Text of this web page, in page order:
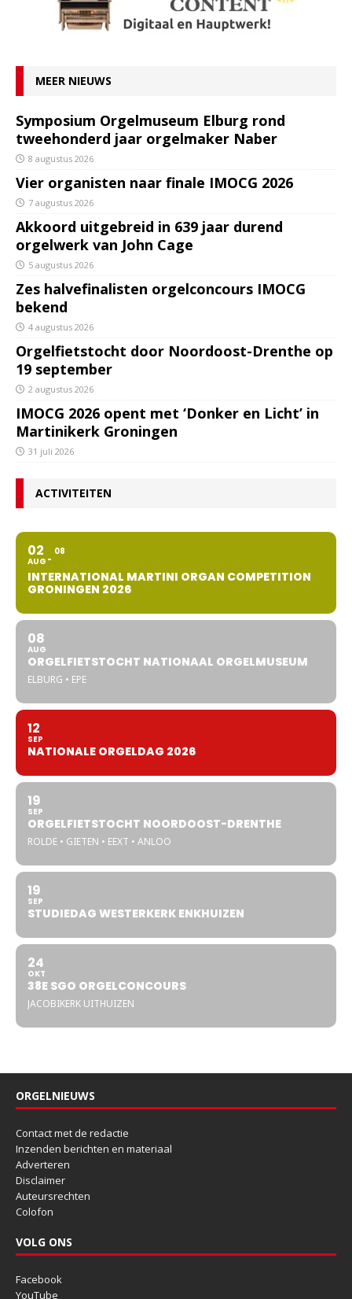
MEER NIEUWS
Symposium Orgelmuseum Elburg rond
tweehonderd jaar orgelmaker Naber
8 augustus 2026
Vier organisten naar finale IMOCG 2026
7 augustus 2026
Akkoord uitgebreid in 639 jaar durend
orgelwerk van John Cage
5 augustus 2026
Zes halvefinalisten orgelconcours IMOCG
bekend
4 augustus 2026
Orgelfietstocht door Noordoost-Drenthe op
19 september
2 augustus 2026
IMOCG 2026 opent met ‘Donker en Licht’ in
Martinikerk Groningen
31 juli 2026
ACTIVITEITEN
02
AUG
08
INTERNATIONAL MARTINI ORGAN COMPETITION
GRONINGEN 2026
08
AUG
ORGELFIETSTOCHT NATIONAAL ORGELMUSEUM
ELBURG • EPE
12
SEP
NATIONALE ORGELDAG 2026
19
SEP
ORGELFIETSTOCHT NOORDOOST-DRENTHE
ROLDE • GIETEN • EEXT • ANLOO
19
SEP
STUDIEDAG WESTERKERK ENKHUIZEN
24
OKT
38E SGO ORGELCONCOURS
JACOBIKERK UITHUIZEN
ORGELNIEUWS
Contact met de redactie
Inzenden berichten en materiaal
Adverteren
Disclaimer
Auteursrechten
Colofon
VOLG ONS
Facebook
YouTube